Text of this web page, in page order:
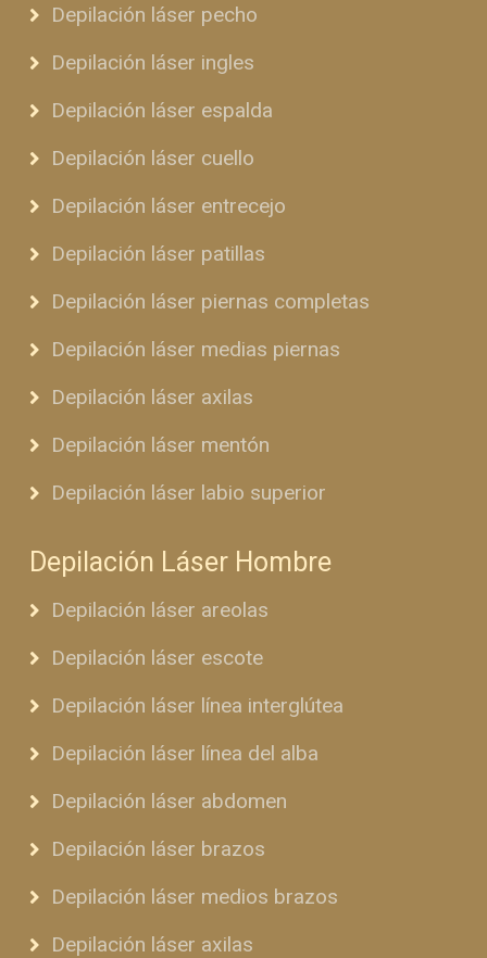
Depilación láser pecho
Depilación láser ingles
Depilación láser espalda
Depilación láser cuello
Depilación láser entrecejo
Depilación láser patillas
Depilación láser piernas completas
Depilación láser medias piernas
Depilación láser axilas
Depilación láser mentón
Depilación láser labio superior
Depilación Láser Hombre
Depilación láser areolas
Depilación láser escote
Depilación láser línea interglútea
Depilación láser línea del alba
Depilación láser abdomen
Depilación láser brazos
Depilación láser medios brazos
Depilación láser axilas